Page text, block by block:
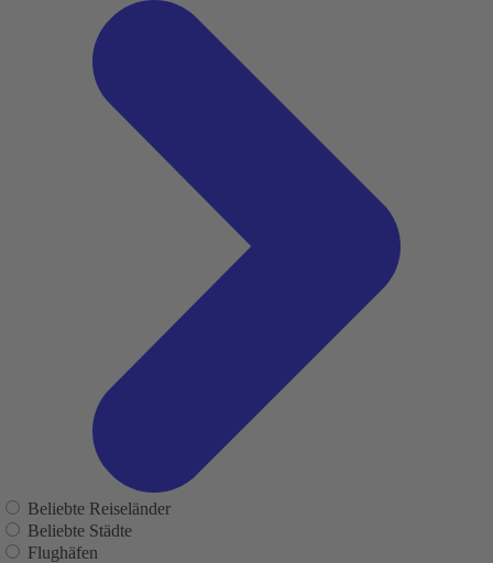
Beliebte Reiseländer
Beliebte Städte
Flughäfen